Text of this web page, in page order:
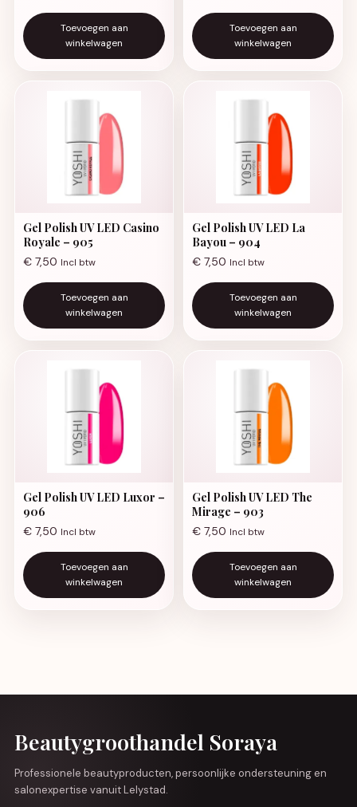
Toevoegen aan
winkelwagen
Toevoegen aan
winkelwagen
Gel Polish UV LED Casino
Royale – 905
€ 7,50 Incl btw
Toevoegen aan
winkelwagen
Gel Polish UV LED La
Bayou – 904
€ 7,50 Incl btw
Toevoegen aan
winkelwagen
Gel Polish UV LED Luxor –
906
€ 7,50 Incl btw
Toevoegen aan
winkelwagen
Gel Polish UV LED The
Mirage – 903
€ 7,50 Incl btw
Toevoegen aan
winkelwagen
Beautygroothandel Soraya
Professionele beautyproducten, persoonlijke ondersteuning en
salonexpertise vanuit Lelystad.